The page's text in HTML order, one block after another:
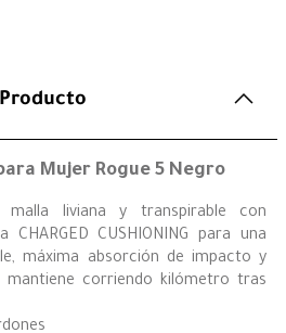
Mujer Rogue 5 Negro
malla liviana y transpirable con
CHARGED CUSHIONING para una
máxima absorción de impacto y
mantiene corriendo kilómetro tras